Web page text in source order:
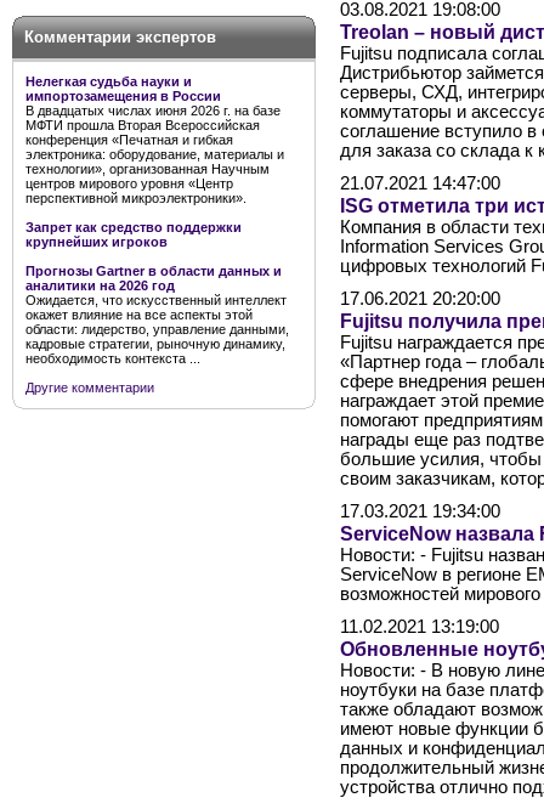
Комментарии экспертов
Нелегкая судьба науки и
импортозамещения в России
В двадцатых числах июня 2026 г. на базе
МФТИ прошла Вторая Всероссийская
конференция «Печатная и гибкая
электроника: оборудование, материалы и
технологии», организованная Научным
центров мирового уровня «Центр
перспективной микроэлектроники».
Запрет как средство поддержки
крупнейших игроков
Прогнозы Gartner в области данных и
аналитики на 2026 год
Ожидается, что искусственный интеллект
окажет влияние на все аспекты этой
области: лидерство, управление данными,
кадровые стратегии, рыночную динамику,
необходимость контекста ...
Другие комментарии
03.08.2021 19:08:00
Treolan – новый
Fujitsu подписала
Дистрибьютор
серверы, СХД,
коммутаторы и
соглашение вступило
для заказа со склада к
21.07.2021 14:47:00
ISG отметила три
Компания в области
Information Services
цифровых технологий
17.06.2021 20:20:00
Fujitsu получила
Fujitsu награждается
«Партнер года –
сфере внедрения
награждает этой
помогают
награды еще раз
большие усилия,
своим заказчикам,
17.03.2021 19:34:00
ServiceNow назвала
Новости: - Fujitsu
ServiceNow в регионе
возможностей
11.02.2021 13:19:00
Обновленные
Новости: - В новую
ноутбуки на базе
также обладают
имеют новые функции
данных и
продолжительный
устройства отлично